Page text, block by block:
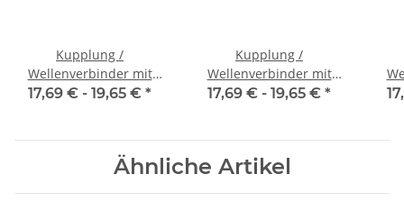
Kupplung /
Wellenverbinder mit
Klemmnaben WSV-K 16
17,69 € - 19,65 € *
Kupplung /
Wellenverbinder mit
Klemmnaben WSV-K 16
17,69 € - 19,65 € *
Ähnliche Artikel